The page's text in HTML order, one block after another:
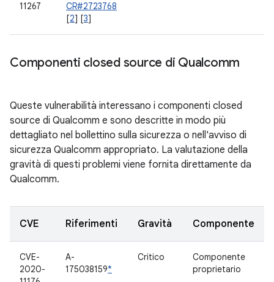
11267
CR#2723768
[2] [3]
Componenti closed source di Qualcomm
Queste vulnerabilità interessano i componenti closed
source di Qualcomm e sono descritte in modo più
dettagliato nel bollettino sulla sicurezza o nell'avviso di
sicurezza Qualcomm appropriato. La valutazione della
gravità di questi problemi viene fornita direttamente da
Qualcomm.
CVE Riferimenti Gravità Componente
CVE-
2020-
A-
175038159*
Critico
Componente
proprietario